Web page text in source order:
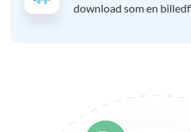
download som en